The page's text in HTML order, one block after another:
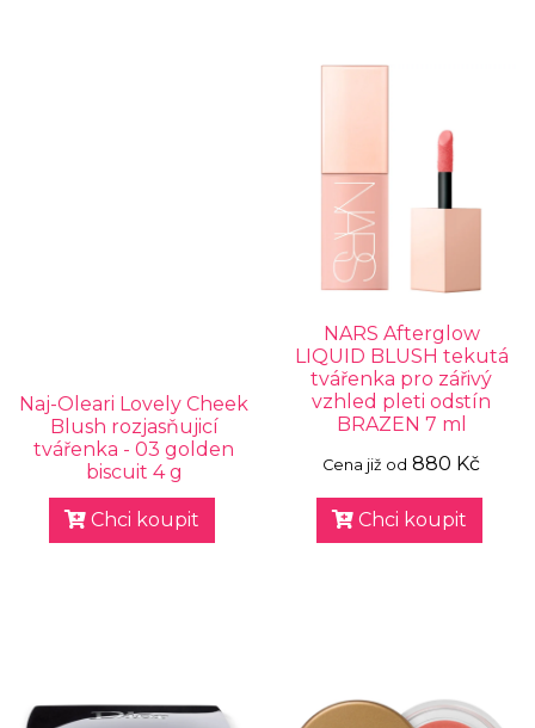
Naj-Oleari Lovely Cheek
Blush rozjasňujicí
tvářenka - 03 golden
biscuit 4 g
Chci koupit
NARS Afterglow
LIQUID BLUSH tekutá
tvářenka pro zářivý
vzhled pleti odstín
BRAZEN 7 ml
Cena již od 880 Kč
Chci koupit